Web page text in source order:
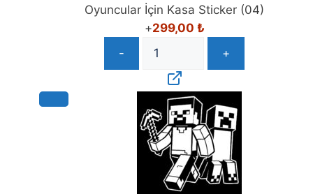
Oyuncular İçin Kasa Sticker (04)
+299,00 ₺
-
+